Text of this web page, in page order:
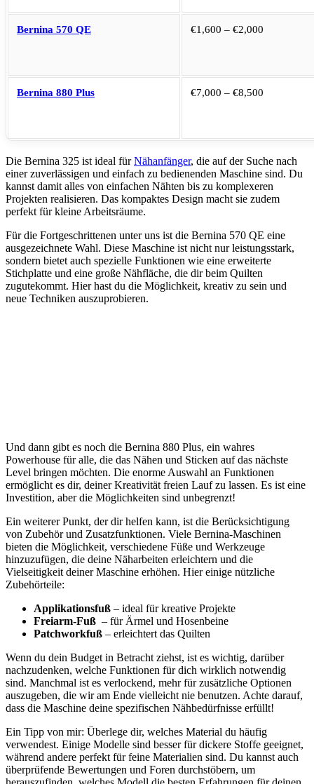
Bernina 570 QE €1,600 – €2,000
Bernina 880 Plus €7,000 – €8,500
Die ⁢Bernina‍ 325 ist ideal für ‌Nähanfänger, die auf der Suche⁣ nach
⁤einer zuverlässigen und einfach zu bedienenden Maschine sind.​ Du
kannst damit alles von einfachen ⁣Nähten bis ⁢zu‌ komplexeren
Projekten realisieren. Das kompaktes Design macht sie‍ zudem
perfekt für kleine ‍Arbeitsräume.
Für die Fortgeschrittenen⁣ unter uns ist die Bernina 570 QE eine
ausgezeichnete Wahl. Diese Maschine ist nicht nur leistungsstark,
sondern bietet auch spezielle Funktionen wie eine erweiterte
Stichplatte und eine große Nähfläche, die dir ​beim‍ Quilten
zugutekommt. Hier hast ⁢du die Möglichkeit, kreativ zu sein und
neue Techniken auszuprobieren.
Und ​dann gibt es noch die Bernina 880 Plus, ein wahres
Powerhouse für alle, die das⁣ Nähen und Sticken⁢ auf das⁤ nächste
Level bringen möchten. ​Die enorme Auswahl an Funktionen
ermöglicht es dir, ​deiner Kreativität freien ⁣Lauf zu lassen. Es ist eine ​
Investition,⁤ aber die Möglichkeiten sind unbegrenzt!
Ein weiterer Punkt, der dir ⁤helfen‍ kann, ist die Berücksichtigung
von Zubehör und Zusatzfunktionen. Viele Bernina-Maschinen
bieten die Möglichkeit, verschiedene Füße und Werkzeuge
hinzuzufügen, die deine Näharbeiten⁤ erleichtern und die
Vielseitigkeit deiner⁤ Maschine erhöhen. Hier ​einige nützliche
Zubehörteile:
Applikationsfuß – ideal für kreative Projekte
Freiarm-Fuß ‌ – für Ärmel und Hosenbeine
Patchworkfuß – erleichtert das Quilten
Wenn⁤ du dein⁣ Budget ​in Betracht ziehst, ​ist es wichtig, darüber⁤
nachzudenken, welche Funktionen für dich wirklich notwendig
sind. Manchmal ist‍ es verlockend, mehr‍ für‍ zusätzliche Optionen
auszugeben, ⁣die wir am Ende vielleicht ⁤nie benutzen. Achte darauf,
dass die Maschine deine spezifischen Nähbedürfnisse erfüllt!
Ein Tipp von mir: Überlege dir, welches Material du⁢ häufig
verwendest. Einige Modelle sind besser für dickere Stoffe geeignet,
während andere ​perfekt ⁣für feine Materialien sind. Du kannst ⁣auch
überprüfende Bewertungen und‍ Foren durchstöbern, um